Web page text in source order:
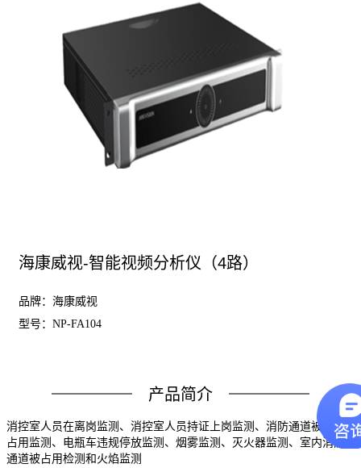
海康威视-智能视频分析仪（4路）
品牌：海康威视
型号： NP-FA104
产品简介
消控室人员在离岗监测、消控室人员持证上岗监测、消防通道被车辆
占用监测、电瓶车违规停放监测、烟雾监测、灭火器监测、室内消防
通道被占用检测和火焰监测